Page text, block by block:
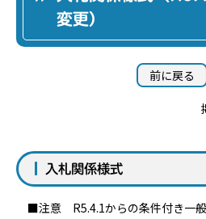
変更）
前に戻る
入札関係様式
■注意 R5.4.1からの条件付き一